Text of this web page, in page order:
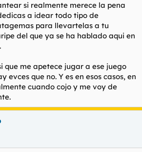
si realmente merece la pena
a idear todo tipo de
para llevartelas a tu
del que ya se ha hablado aqui en
que me apetece jugar a ese juego
evces que no. Y es en esos casos, en
cuando cojo y me voy de